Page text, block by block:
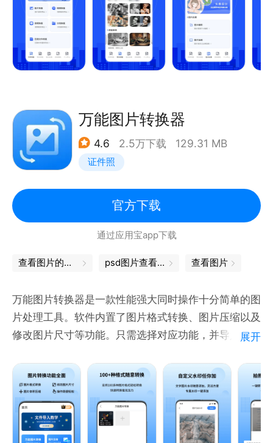
现在就下载，开始享受完美的私密内容保护体验，专为
您设计的隐私相册管家！
---------常见问题-----------
找最近的安全授权邮件（请搜索thinkyeah)，然后按照
里面写的步骤重置密码。
如果您找不到该邮件，可以按照以下步骤重新发一份：
&gt;管理程序-&gt;照片保险箱）的“管理空间”按钮。
2. 尝试解锁失败两次，这时“忘记密码”的按钮会显
发送授权邮件“按钮.
其它问题，请访问常见问题列表：
http://www.thinkyeah.com/faq/galleryvault/l10n/
【照片修复】
图像修复：家里相册中保存的老照片，珍贵但却模糊，
相册照片恢复运用技术的方式将你记忆中珍贵的照片进
行修复，修复五官、，提高清晰度，将破损褶皱部分修
黑白老照片上色：通过大量黑白照片上色的例子，帮你
还原符合场景的色彩，让张张黑白老照片翻新上色后焕
发出新的色彩和活力。
方，给照片整体进行色彩增强及上色。
背景、特效均可进行调整，你的动漫头像一样Q萌可
爱。
【时光老相机】：未来的你长什么样？每个人都好奇自
己变老后的样子，变老相机，让你提前看看你变老的样
貌。
万能图片转换器
4.6 2.5万下载 129.31 MB
证件照
官方下载
通过应用宝app下载
查看图片的软件 psd图片查看器 查看图片
万能图片转换器是一款性能强大同时操作十分简单的图
片处理工具。软件内置了图片格式转换、图片压缩以及
修改图片尺寸等功能。只需选择对应功能，并导入图片
——特色功能——
【万能图片转换】
-支持多种图片格式之间互转，处理速度快。
展开